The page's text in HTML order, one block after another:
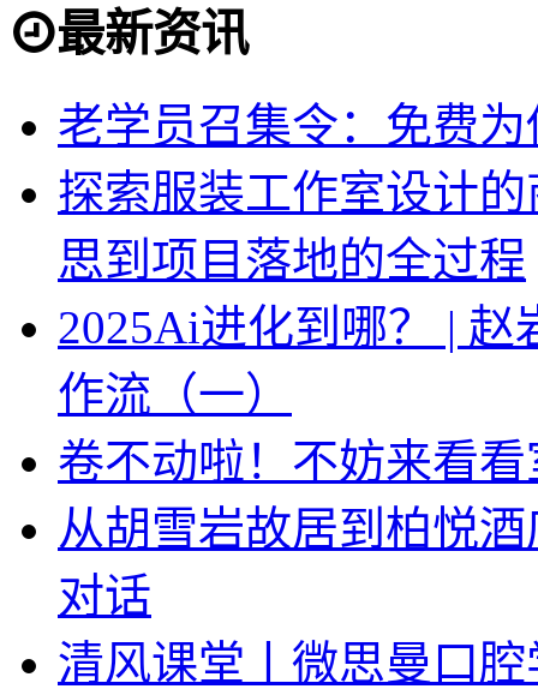
最新资讯
老学员召集令：免费
探索服装工作室设计
思到项目落地的全过程
2025Ai进化到哪？ |
作流（一）
卷不动啦！不妨来看
从胡雪岩故居到柏悦
对话
清风课堂丨微思曼口